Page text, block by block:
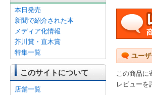
本日発売
新聞で紹介された本
メディア化情報
芥川賞・直木賞
特集一覧
このサイトについて
店舗一覧
ユー
この商品に
レビューを